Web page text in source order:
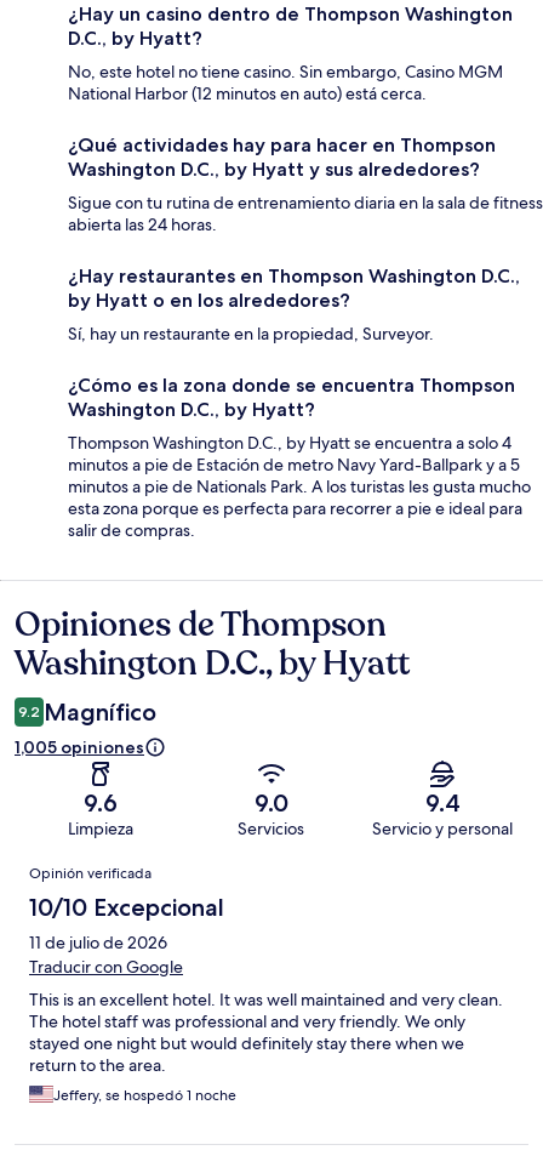
¿Hay un casino dentro de Thompson Washington
D.C., by Hyatt?
No, este hotel no tiene casino. Sin embargo, Casino MGM
National Harbor (12 minutos en auto) está cerca.
¿Qué actividades hay para hacer en Thompson
Washington D.C., by Hyatt y sus alrededores?
Sigue con tu rutina de entrenamiento diaria en la sala de fitness
abierta las 24 horas.
¿Hay restaurantes en Thompson Washington D.C.,
by Hyatt o en los alrededores?
Sí, hay un restaurante en la propiedad, Surveyor.
¿Cómo es la zona donde se encuentra Thompson
Washington D.C., by Hyatt?
Thompson Washington D.C., by Hyatt se encuentra a solo 4
minutos a pie de Estación de metro Navy Yard-Ballpark y a 5
minutos a pie de Nationals Park. A los turistas les gusta mucho
esta zona porque es perfecta para recorrer a pie e ideal para
salir de compras.
Opiniones
Opiniones de Thompson
Washington D.C., by Hyatt
9.2 Magnífico
1,005 opiniones
9.6
Limpieza
9.0
Servicios
9.4
Servicio y personal
Opiniones
Opinión verificada
10/10 Excepcional
11 de julio de 2026
Traducir con Google
This is an excellent hotel. It was well maintained and very clean.
The hotel staff was professional and very friendly. We only
stayed one night but would definitely stay there when we
return to the area.
Jeffery, se hospedó 1 noche